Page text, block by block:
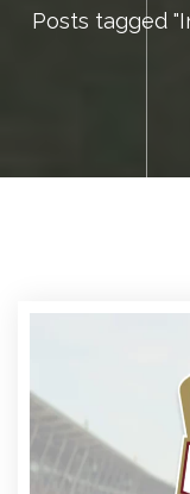
Posts tagged